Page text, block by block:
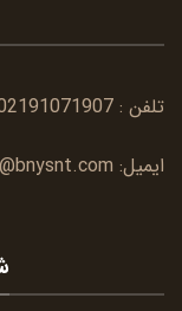
تلفن :
ایمیل: